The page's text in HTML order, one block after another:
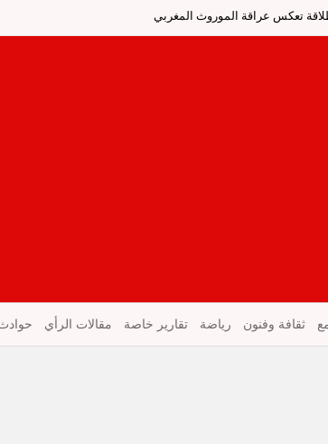
تعكس عراقة الموروث المغربي
ثقافة وفنون رياضة تقارير خاصة مقالات الرأي